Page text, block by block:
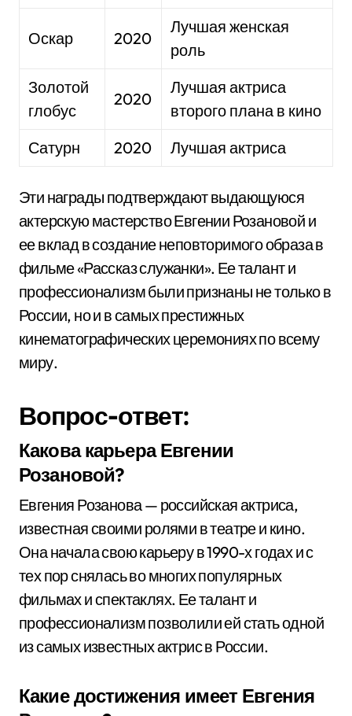
Оскар 2020
Лучшая женская
роль
Золотой
глобус
2020
Лучшая актриса
второго плана в кино
Сатурн
2020 Лучшая актриса
Эти награды подтверждают выдающуюся
актерскую мастерство Евгении Розановой и
ее вклад в создание неповторимого образа в
фильме «Рассказ служанки». Ее талант и
профессионализм были признаны не только в
России, но и в самых престижных
кинематографических церемониях по всему
миру.
Вопрос-ответ:
Какова карьера Евгении
Розановой?
Евгения Розанова — российская актриса,
известная своими ролями в театре и кино.
Она начала свою карьеру в 1990-х годах и с
тех пор снялась во многих популярных
фильмах и спектаклях. Ее талант и
профессионализм позволили ей стать одной
из самых известных актрис в России.
Какие достижения имеет Евгения